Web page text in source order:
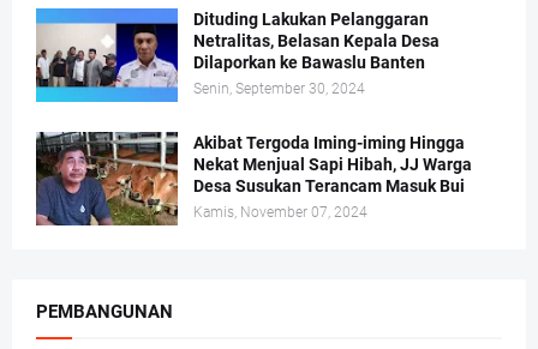
Dituding Lakukan Pelanggaran
Netralitas, Belasan Kepala Desa
Dilaporkan ke Bawaslu Banten
Senin, September 30, 2024
Akibat Tergoda Iming-iming Hingga
Nekat Menjual Sapi Hibah, JJ Warga
Desa Susukan Terancam Masuk Bui
Kamis, November 07, 2024
PEMBANGUNAN